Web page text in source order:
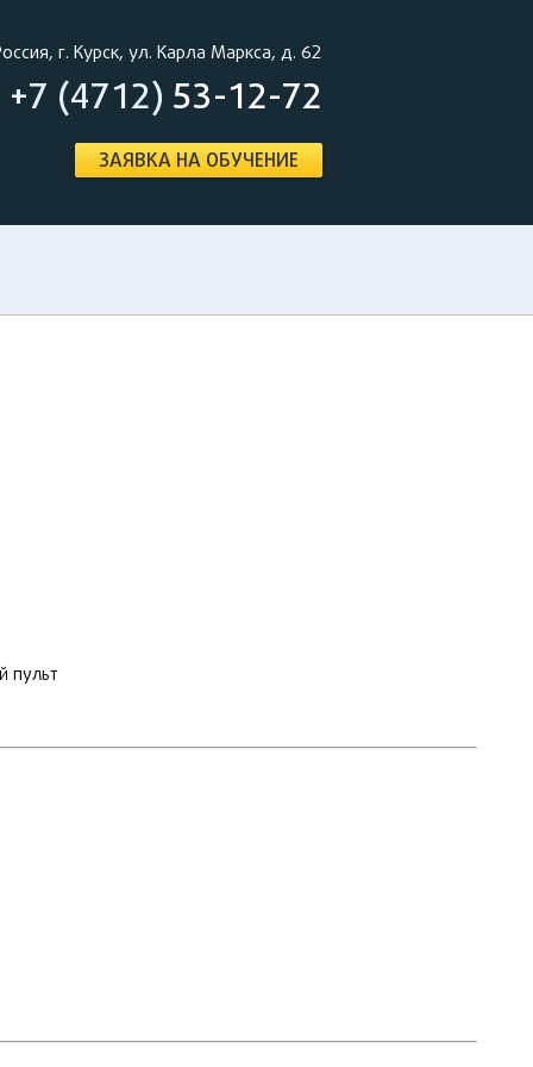
г. Курск, ул. Карла Маркса, д. 62
+7 (4712) 53-12-72
ЗАЯВКА НА ОБУЧЕНИЕ
пульт